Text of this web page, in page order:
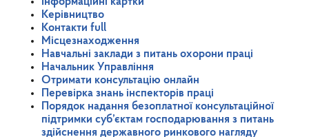
Керівництво
Контакти full
Місцезнаходження
Навчальні заклади з питань охорони праці
Начальник Управління
Отримати консультацію онлайн
Перевірка знань інспекторів праці
Порядок надання безоплатної консультаційної
підтримки суб’єктам господарювання з питань
здійснення державного ринкового нагляду